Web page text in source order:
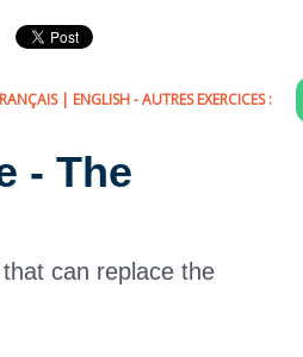
| ENGLISH- AUTRES EXERCICES :
- The
can replace the